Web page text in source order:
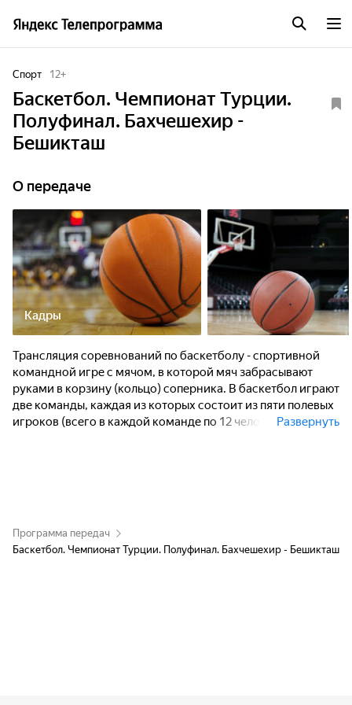
Спорт 12+
Баскетбол. Чемпионат Турции.
Полуфинал. Бахчешехир -
Бешикташ
О передаче
Кадры
Трансляция соревнований по баскетболу - спортивной
командной игре с мячом, в которой мяч забрасывают
руками в корзину (кольцо) соперника. В баскетбол играют
две команды, каждая из которых состоит из пяти полевых
игроков (всего в каждой команде по 12 человек, замены
Развернуть
Программа передач
Баскетбол. Чемпионат Турции. Полуфинал. Бахчешехир - Бешикташ